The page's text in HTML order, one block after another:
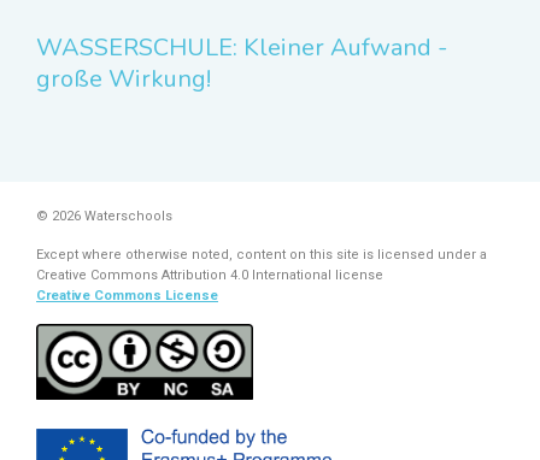
WASSERSCHULE: Kleiner Aufwand -
große Wirkung!
© 2026 Waterschools
Except where otherwise noted, content on this site is licensed under a
Creative Commons Attribution 4.0 International license
Creative Commons License